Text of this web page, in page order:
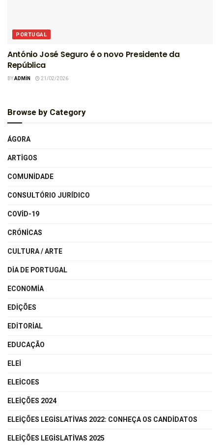
PORTUGAL
António José Seguro é o novo Presidente da
República
BYADMIN 21/02/2026
Browse by Category
ÁGORA
ARTIGOS
COMUNIDADE
CONSULTÓRIO JURÍDICO
COVID-19
CRÓNICAS
CULTURA / ARTE
DIA DE PORTUGAL
ECONOMIA
EDIÇÕES
EDITORIAL
EDUCAÇÃO
ELEI
ELEICOES
ELEIÇÕES 2024
ELEIÇÕES LEGISLATIVAS 2022: CONHEÇA OS CANDIDATOS
ELEIÇÕES LEGISLATIVAS 2025